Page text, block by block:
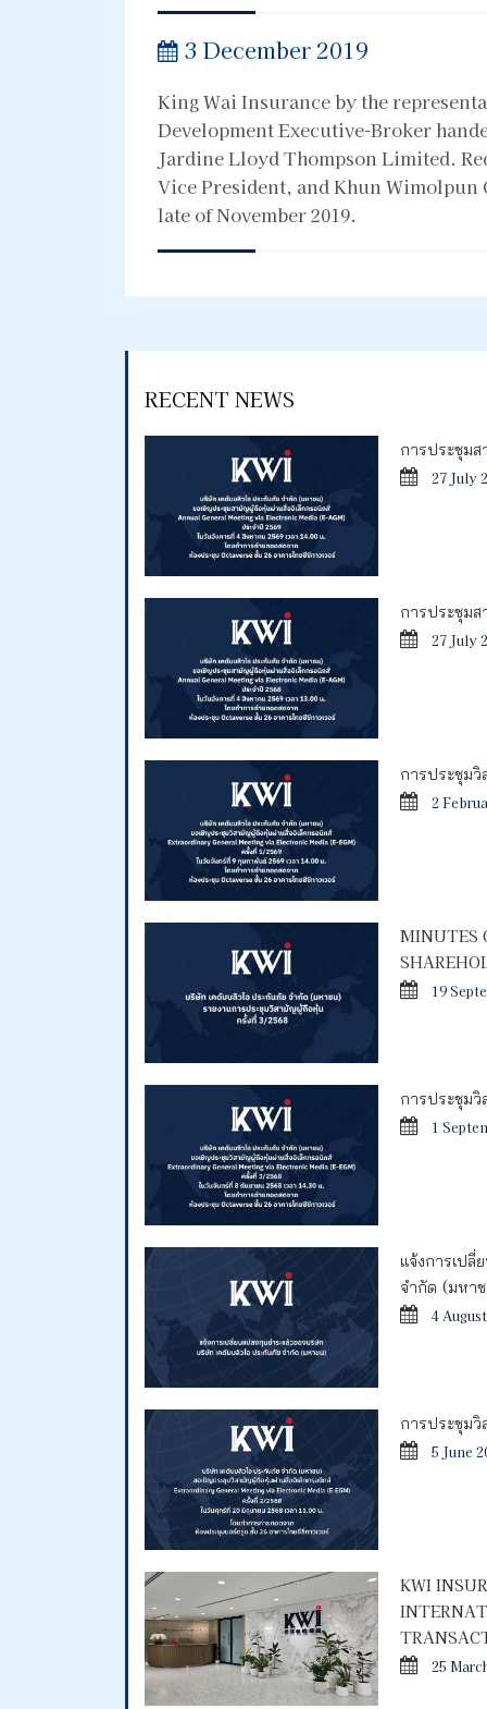
3 December 2019
King Wai Insurance by the
Development Executive-Broker
Jardine Lloyd Thompson Limited.
Vice President, and Khun
late of November 2019.
RECENT NEWS
การประชุม
27 July
การประชุม
27 July
การประชุม
2
MINUTES
19
การประชุม
1
แจ้งการเป
จำกัด (มหา
4
การประชุม
5 June
KWI
25